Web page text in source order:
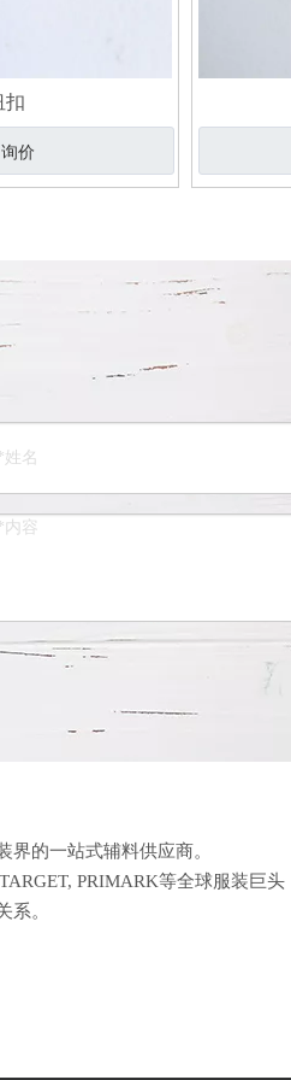
扣
询价
界的一站式辅料供应商。
PRIMARK等全球服装巨头
系。